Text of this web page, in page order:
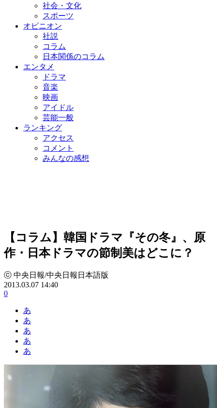
社会・文化
スポーツ
オピニオン
社説
コラム
日本関係のコラム
エンタメ
ドラマ
音楽
映画
アイドル
芸能一般
ランキング
アクセス
コメント
みんなの感想
【コラム】韓国ドラマ『その冬』、原
作・日本ドラマの節制美はどこに？
ⓒ 中央日報/中央日報日本語版
2013.03.07 14:40
0
あ
あ
あ
あ
あ